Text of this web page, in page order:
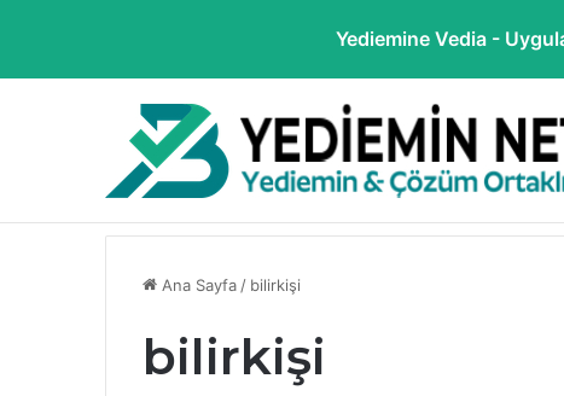
Yediemine Vedia -
Son Dakika Haberleri İİK.Md.88/A (Yediemin Tasfiye)
Ana Sayfa / bilirkişi
bilirkişi